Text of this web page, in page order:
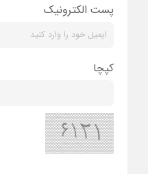
پست الکترونیک
کپچا